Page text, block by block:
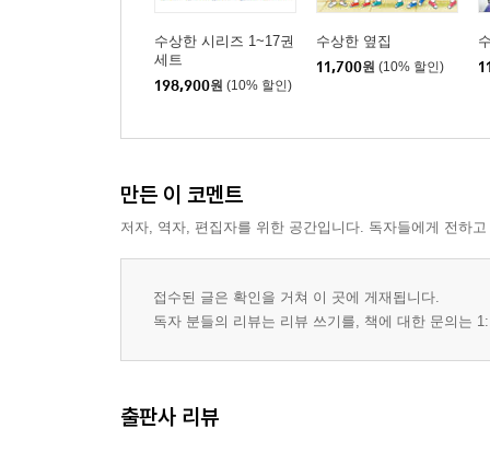
수상한 시리즈 1~17권
세트
198,900원 (10% 할인)
수상한 옆집
11,700원 (10% 할인)
만든 이 코멘트
저자, 역자, 편집자를 위한 공간입니다. 독자들에게 전하
접수된 글은 확인을 거쳐 이 곳에 게재됩니다.
독자 분들의 리뷰는 리뷰 쓰기를, 책에 대한 문의는
출판사 리뷰